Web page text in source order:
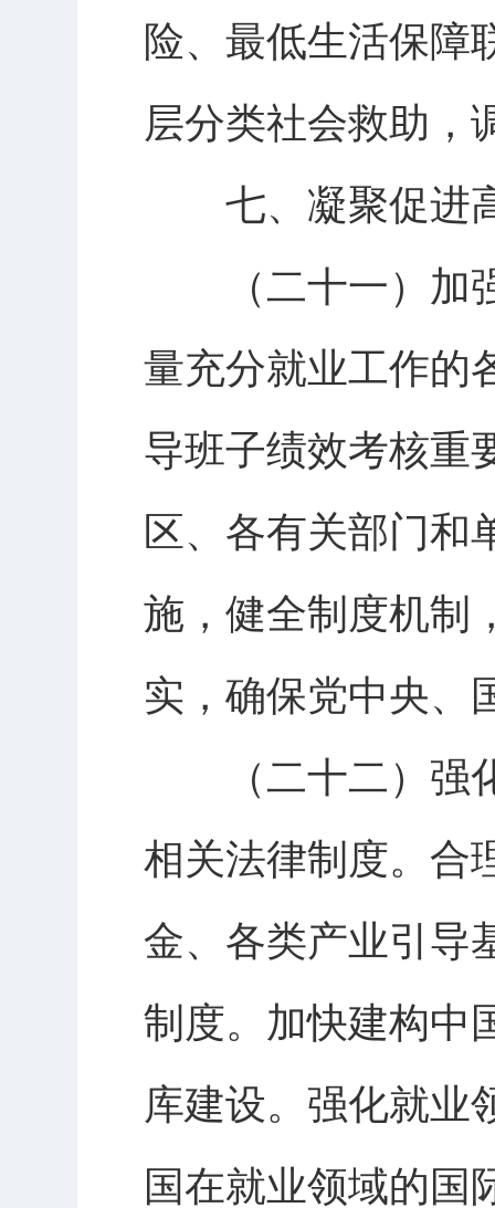
险、最低生活保障
层分类社会救助，
七、凝聚促进高
（二十一）加强
量充分就业工作的
导班子绩效考核重
区、各有关部门和
施，健全制度机制
实，确保党中央、
（二十二）强化
相关法律制度。合
金、各类产业引导
制度。加快建构中
库建设。强化就业
国在就业领域的国